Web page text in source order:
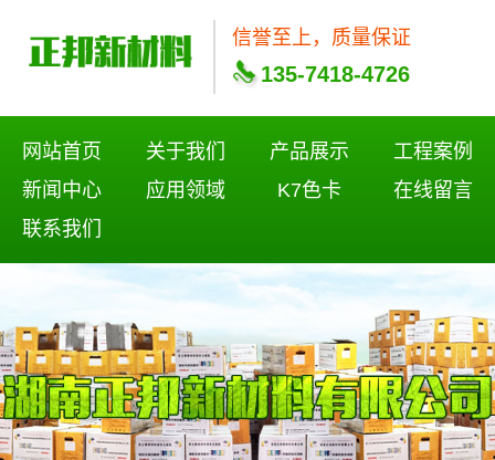
信誉至上，质量保证
135-7418-4726
网站首页 关于我们 产品展示
工程案例
新闻中心
应用领域 K7色卡
在线留言
联系我们